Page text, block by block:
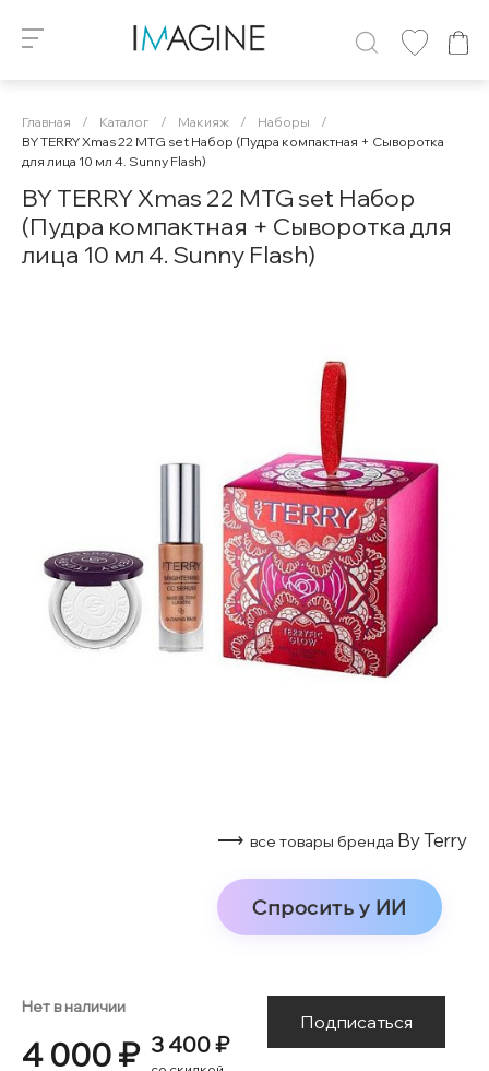
Главная / Каталог / Макияж / Наборы
/
BY TERRY Xmas 22 MTG set Набор (Пудра компактная + Сыворотка
для лица 10 мл 4. Sunny Flash)
BY TERRY Xmas 22 MTG set Набор
(Пудра компактная + Сыворотка для
лица 10 мл 4. Sunny Flash)
⟶ все товары бренда By Terry
Спросить у ИИ
Нет в наличии
4 000 ₽ 3 400 ₽
Подписаться